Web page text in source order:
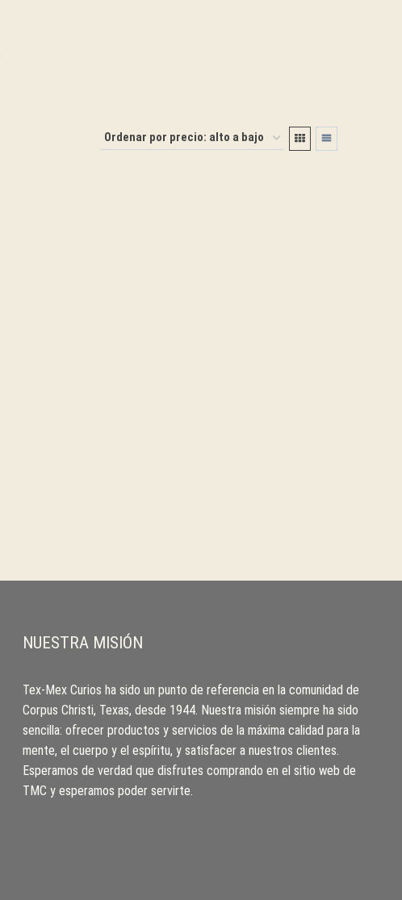
NUESTRA MISIÓN
Tex-Mex Curios ha sido un punto de referencia en la comunidad de
Corpus Christi, Texas, desde 1944. Nuestra misión siempre ha sido
sencilla: ofrecer productos y servicios de la máxima calidad para la
mente, el cuerpo y el espíritu, y satisfacer a nuestros clientes.
Esperamos de verdad que disfrutes comprando en el sitio web de
TMC y esperamos poder servirte.